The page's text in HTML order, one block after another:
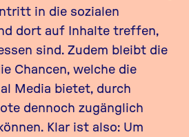
in die sozialen
dort auf Inhalte treffen,
sind. Zudem bleibt die
Chancen, welche die
Media bietet, durch
dennoch zugänglich
Klar ist also: Um